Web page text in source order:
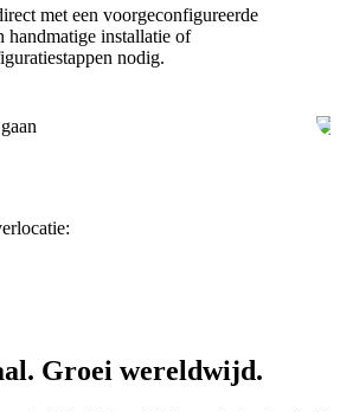
met een voorgeconfigureerde
handmatige installatie of
nodig.
Groei wereldwijd.